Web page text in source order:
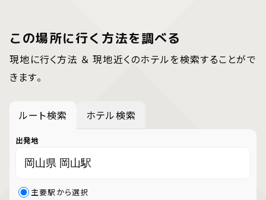
この場所に行く方法を調べる
現地に行く方法 ＆ 現地近くのホテルを検索することがで
きます。
ルート検索 ホテル検索
出発地
主要駅から選択